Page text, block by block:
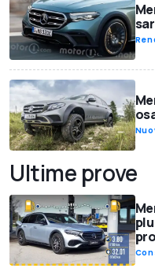
Ultime prove